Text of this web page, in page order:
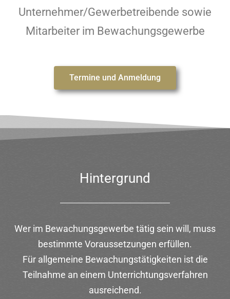
Unternehmer/Gewerbetreibende sowie
Mitarbeiter im Bewachungsgewerbe
Termine und Anmeldung
Hintergrund
Wer im Bewachungsgewerbe tätig sein will, muss
bestimmte Voraussetzungen erfüllen.
Für allgemeine Bewachungstätigkeiten ist die
Teilnahme an einem Unterrichtungsverfahren
ausreichend.